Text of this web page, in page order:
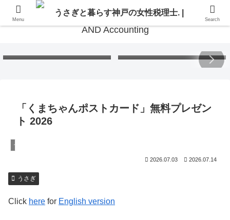
「くまちゃんポストカード」無料プレゼン
ト 2026
うさぎ
2026.07.03 2026.07.14
うさぎ
Click here for English version
Menu Search